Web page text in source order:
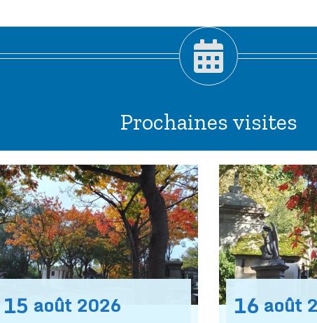
Prochaines visites
15 août 2026 16 août